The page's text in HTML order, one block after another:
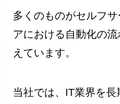
多くのものがセルフ
アにおける自動化の
えています。
当社では、IT業界を